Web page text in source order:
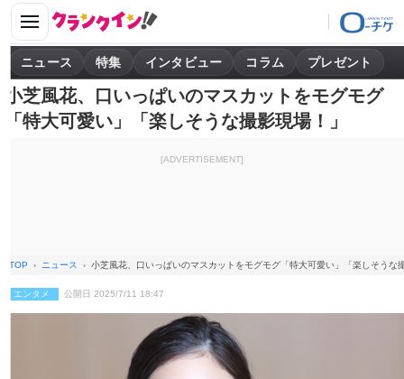
ニュース 特集 インタビュー コラム プレゼント
小芝風花、口いっぱいのマスカットをモグモグ
「特大可愛い」「楽しそうな撮影現場！」
[ADVERTISEMENT]
TOP ニュース 小芝風花、口いっぱいのマスカットをモグモグ「特大可愛い」「楽しそうな
エンタメ 公開日 2025/7/11 18:47